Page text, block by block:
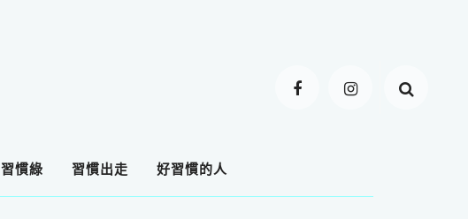
習慣綠 習慣出走 好習慣的人